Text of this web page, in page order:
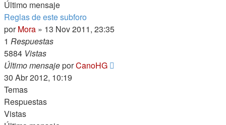
Último mensaje
Reglas de este subforo
porMora » 13 Nov 2011, 23:35
1 Respuestas
5884 Vistas
Último mensajeporCanoHG
30 Abr 2012, 10:19
Temas
Respuestas
Vistas